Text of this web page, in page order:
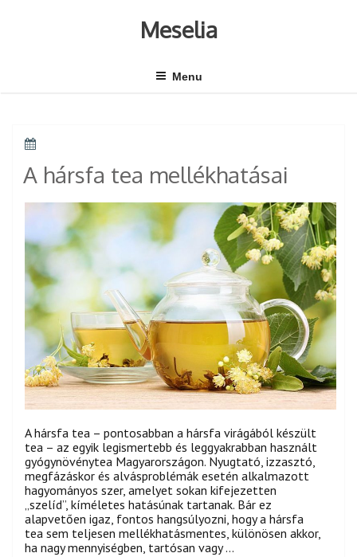
Meselia
Menu
A hársfa tea mellékhatásai
A hársfa tea – pontosabban a hársfa virágából készült
tea – az egyik legismertebb és leggyakrabban használt
gyógynövénytea Magyarországon. Nyugtató, izzasztó,
megfázáskor és alvásproblémák esetén alkalmazott
hagyományos szer, amelyet sokan kifejezetten
„szelíd”, kíméletes hatásúnak tartanak. Bár ez
alapvetően igaz, fontos hangsúlyozni, hogy a hársfa
tea sem teljesen mellékhatásmentes, különösen akkor,
ha nagy mennyiségben, tartósan vagy …